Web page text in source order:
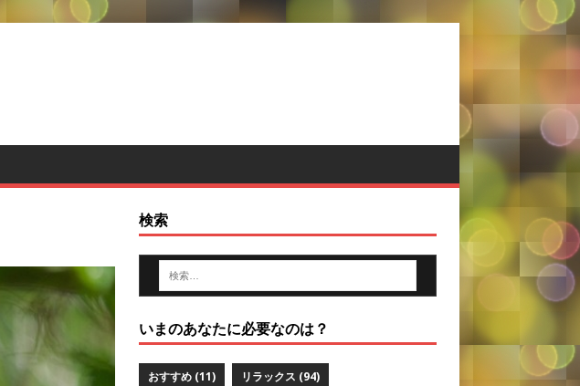
検索
いまのあなたに必要なのは？
おすすめ(11) リラックス (94)